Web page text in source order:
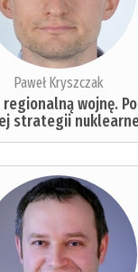
Paweł Kryszczak
regionalną wojnę.
strategii